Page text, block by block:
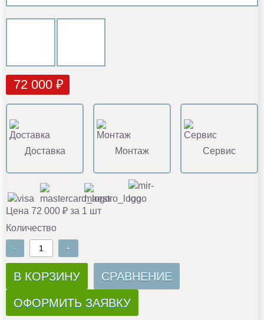
72 000 ₽
Доставка Монтаж Сервис
Цена 72 000 ₽ за 1 шт
Количество
- +
В КОРЗИНУ СРАВНЕНИЕ
ОФОРМИТЬ ЗАЯВКУ